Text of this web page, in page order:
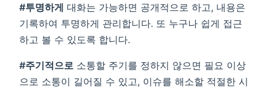
#투명하게 대화는 가능하면 공개적으로 하고, 내용은
기록하여 투명하게 관리합니다. 또 누구나 쉽게 접근
하고 볼 수 있도록 합니다.
#주기적으로 소통할 주기를 정하지 않으면 필요 이상
으로 소통이 길어질 수 있고, 이슈를 해소할 적절한 시